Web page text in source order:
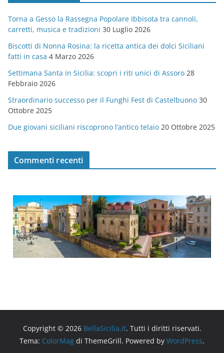
o
r
i
e
Torna a Gesso la Rassegna Popolare Ibbisota tra cannoli,
carretti, musica e tradizioni 30 Luglio 2026
Biscotti di Nonna Rosina: la ricetta antica dei dolci Siciliani
fatti in casa 4 Marzo 2026
Settimana Santa in Sicilia: scopri i riti unici di Assoro 28
Febbraio 2026
Straordinario successo per il Funghi Fest di Castelbuono 30
Ottobre 2025
Due giovani siciliani riscoprono l’antico telaio 20 Ottobre 2025
Commenti recenti
Copyright © 2026 BellaSicilia.it. Tutti i diritti riservati.
Tema: ColorMag di ThemeGrill. Powered by WordPress.